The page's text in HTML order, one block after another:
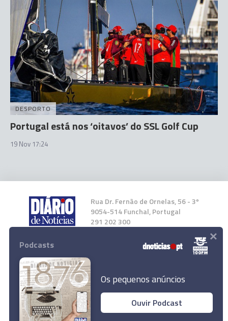
DESPORTO
Portugal está nos ‘oitavos’ do SSL Golf Cup
19 Nov 17:24
Rua Dr. Fernão de Ornelas, 56 - 3º
9054-514 Funchal, Portugal
291 202 300
Instale a nossa App
© 2023 Empresa Diário de Notícias, Lda.
Podcasts
Os pequenos anúncios
Ouvir Podcast
×